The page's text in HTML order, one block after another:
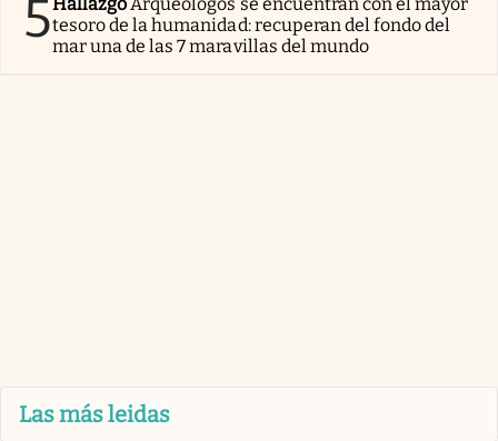
5tesoro de la humanidad: recuperan del fondo del
mar una de las 7 maravillas del mundo
Las más leidas